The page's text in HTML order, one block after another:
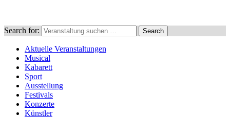
Search for: Search
Aktuelle Veranstaltungen
Musical
Kabarett
Sport
Ausstellung
Festivals
Konzerte
Künstler